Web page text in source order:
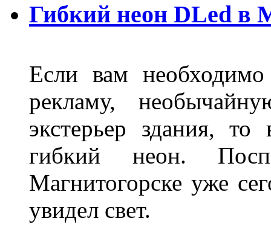
Гибкий неон DLed в
Если вам
рекламу,
экстерьер здания,
гибкий неон.
Магнитогорске уже
увидел свет.